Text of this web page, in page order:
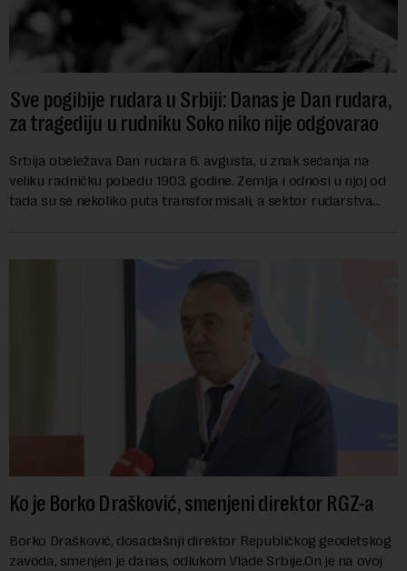
Sve pogibije rudara u Srbiji: Danas je Dan rudara,
za tragediju u rudniku Soko niko nije odgovarao
Srbija obeležava Dan rudara 6. avgusta, u znak sećanja na
veliku radničku pobedu 1903. godine. Zemlja i odnosi u njoj od
tada su se nekoliko puta transformisali, a sektor rudarstva
Ko je Borko Drašković, smenjeni direktor RGZ-a
Borko Drašković, dosadašnji direktor Republičkog geodetskog
zavoda, smenjen je danas, odlukom Vlade Srbije.On je na ovoj